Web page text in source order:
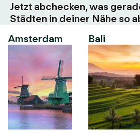
Jetzt abchecken, was
Städten in deiner Nähe so
Amsterdam
Bali